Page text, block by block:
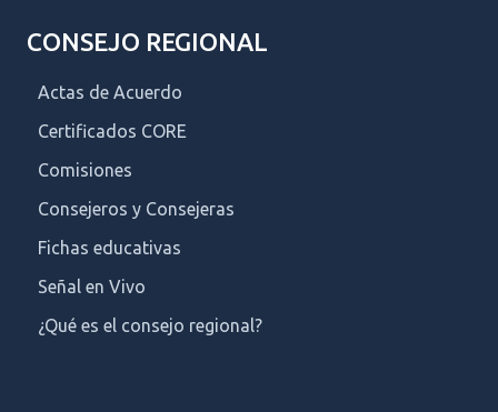
CONSEJO REGIONAL
Actas de Acuerdo
Certificados CORE
Comisiones
Consejeros y Consejeras
Fichas educativas
Señal en Vivo
¿Qué es el consejo regional?